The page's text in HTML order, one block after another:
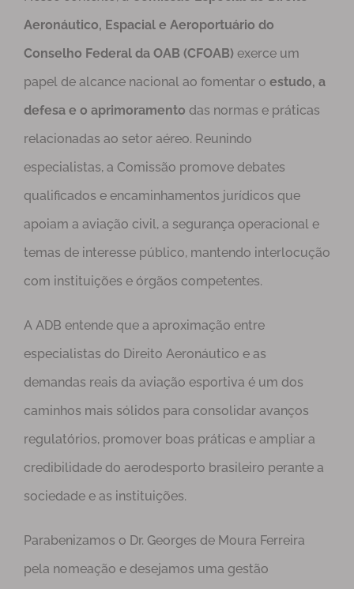
Aeronáutico, Espacial e Aeroportuário do
Conselho Federal da OAB (CFOAB) exerce um
papel de alcance nacional ao fomentar o estudo, a
defesa e o aprimoramento das normas e práticas
relacionadas ao setor aéreo. Reunindo
especialistas, a Comissão promove debates
qualificados e encaminhamentos jurídicos que
apoiam a aviação civil, a segurança operacional e
temas de interesse público, mantendo interlocução
com instituições e órgãos competentes.
A ADB entende que a aproximação entre
especialistas do Direito Aeronáutico e as
demandas reais da aviação esportiva é um dos
caminhos mais sólidos para consolidar avanços
regulatórios, promover boas práticas e ampliar a
credibilidade do aerodesporto brasileiro perante a
sociedade e as instituições.
Parabenizamos o Dr. Georges de Moura Ferreira
pela nomeação e desejamos uma gestão